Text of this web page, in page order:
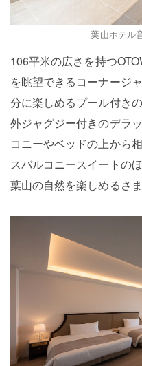
葉山ホテル
106平米の広さを持つ
を眺望できるコーナージ
分に楽しめるプール付き
外ジャグジー付きのデラ
コニーやベッドの上から
スバルコニースイートの
葉山の自然を楽しめるさ